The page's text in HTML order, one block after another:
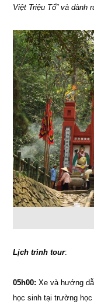
Việt Triệu Tổ” và dành
Lịch trình tour:
05h00: Xe và hướng
học sinh tại trường học